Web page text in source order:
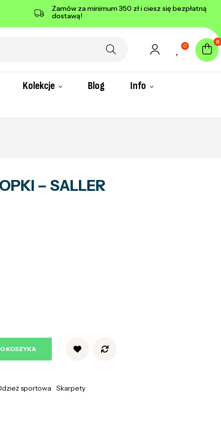
Zamów za minimum 350 zł i ciesz się bezpłatną
dostawą!
0
0
Kolekcje Blog Info
– SALLER
KOSZYKA
sportowa Skarpety